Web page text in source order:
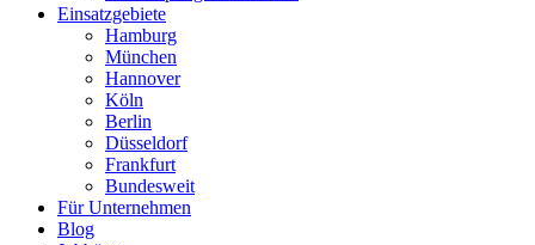
Einsatzgebiete
Hamburg
München
Hannover
Köln
Berlin
Düsseldorf
Frankfurt
Bundesweit
Für Unternehmen
Blog